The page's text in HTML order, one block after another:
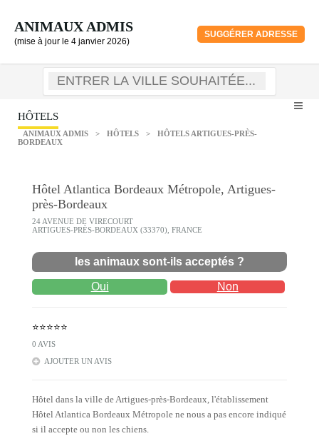
ANIMAUX ADMIS
(mise à jour le 4 janvier 2026)
SUGGÉRER ADRESSE
HÔTELS
ANIMAUX ADMIS > HÔTELS >
HÔTELS ARTIGUES-PRÈS-
BORDEAUX
Hôtel Atlantica Bordeaux Métropole, Artigues-
près-Bordeaux
24 AVENUE DE VIRECOURT
ARTIGUES-PRÈS-BORDEAUX (33370), FRANCE
les animaux sont-ils acceptés ?
Oui Non
⭐⭐⭐⭐⭐
0 AVIS
AJOUTER UN AVIS
Hôtel dans la ville de Artigues-près-Bordeaux, l'établissement
Hôtel Atlantica Bordeaux Métropole ne nous a pas encore indiqué
si il accepte ou non les chiens.